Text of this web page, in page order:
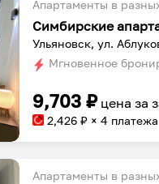
Апартаменты в
Ульяновск, ул.
Мгновенное
9,703 ₽ цена за
2,426 ₽ × 4 платежа
Апартаменты в